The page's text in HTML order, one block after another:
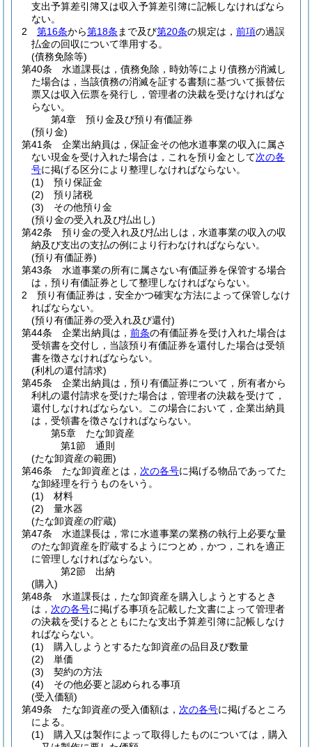
支出予算差引簿又は収入予算差引簿に記帳しなければなら
ない。
2
第16条から第18条 まで及び第20条の規定は， 前項の過誤
払金の回収について準用する。
(債務免除等)
第40条
水道課長は，債務免除，時効等により債務が消滅し
た場合は，当該債務の消滅を証する書類に基づいて振替伝
票又は収入伝票を発行し，管理者の決裁を受けなければな
らない。
第4章
預り金及び預り有価証券
(預り金)
第41条
企業出納員は，保証金その他水道事業の収入に属さ
ない現金を受け入れた場合は，これを預り金として次の各
号に掲げる区分により整理しなければならない。
(1)
預り保証金
(2)
預り諸税
(3)
その他預り金
(預り金の受入れ及び払出し)
第42条
預り金の受入れ及び払出しは，水道事業の収入の収
納及び支出の支払の例により行わなければならない。
(預り有価証券)
第43条
水道事業の所有に属さない有価証券を保管する場合
は，預り有価証券として整理しなければならない。
2
預り有価証券は，安全かつ確実な方法によって保管しなけ
ればならない。
(預り有価証券の受入れ及び還付)
第44条
企業出納員は， 前条の有価証券を受け入れた場合は
受領書を交付し，当該預り有価証券を還付した場合は受領
書を徴さなければならない。
(利札の還付請求)
第45条
企業出納員は，預り有価証券について，所有者から
利札の還付請求を受けた場合は，管理者の決裁を受けて，
還付しなければならない。
この場合において，企業出納員
は，受領書を徴さなければならない。
第5章
たな卸資産
第1節
通則
(たな卸資産の範囲)
第46条
たな卸資産とは， 次の各号に掲げる物品であってた
な卸経理を行うものをいう。
(1)
材料
(2)
量水器
(たな卸資産の貯蔵)
第47条
水道課長は，常に水道事業の業務の執行上必要な量
のたな卸資産を貯蔵するようにつとめ，かつ，これを適正
に管理しなければならない。
第2節
出納
(購入)
第48条
水道課長は，たな卸資産を購入しようとするとき
は， 次の各号に掲げる事項を記載した文書によって管理者
の決裁を受けるとともにたな支出予算差引簿に記帳しなけ
ればならない。
(1)
購入しようとするたな卸資産の品目及び数量
(2)
単価
(3)
契約の方法
(4)
その他必要と認められる事項
(受入価額)
第49条
たな卸資産の受入価額は， 次の各号に掲げるところ
による。
(1)
購入又は製作によって取得したものについては，購入